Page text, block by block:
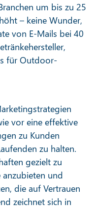
um bis zu 25
– keine Wunder,
von E-Mails bei 40
für Outdoor-
vor eine effektive
zu Kunden
zu halten.
gezielt zu
anzubieten und
die auf Vertrauen
zeichnet sich in